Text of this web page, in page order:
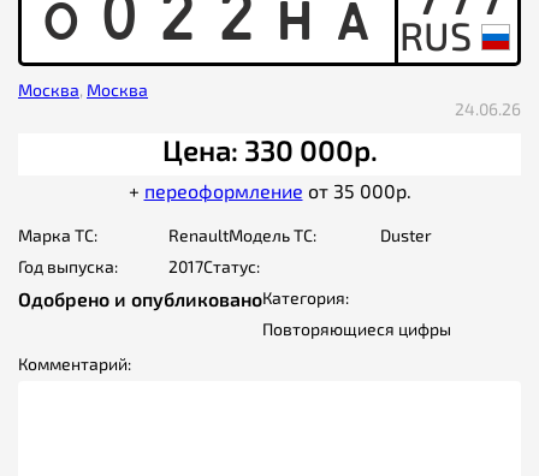
O 0 2 2 H A
Москва, Москва
24.06.26
Цена: 330 000р.
+ переоформление от 35 000р.
Марка ТС: RenaultМодель ТС:
Duster
Год выпуска:
2017Статус:
Одобрено и опубликованоКатегория:
Повторяющиеся цифры
Комментарий: